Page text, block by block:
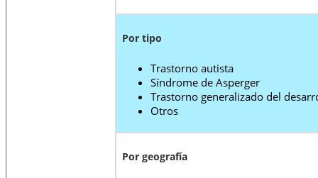
Por tipo
Trastorno autista
Síndrome de Asperger
Trastorno generalizado del
Otros
Por geografía